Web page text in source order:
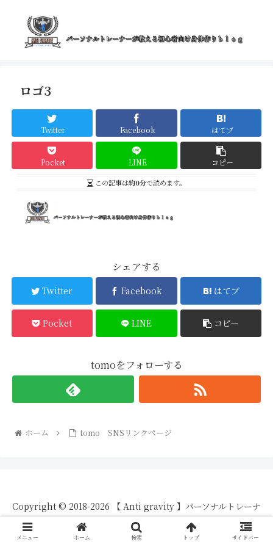
ロゴ3
Twitter Facebook はてブ
Pocket LINE コピー
この記事は約0分で読めます。
シェアする
Twitter Facebook はてブ
Pocket LINE コピー
tomoをフォローする
ホーム tomo SNSリンクページ
Copyright © 2018-2026 【 Anti gravity 】パーソナルトレーナ
ーが教える脱初心者向け身体づくりBlog All Rights Reserved.
メニュー ホーム 検索 トップ サイドバー